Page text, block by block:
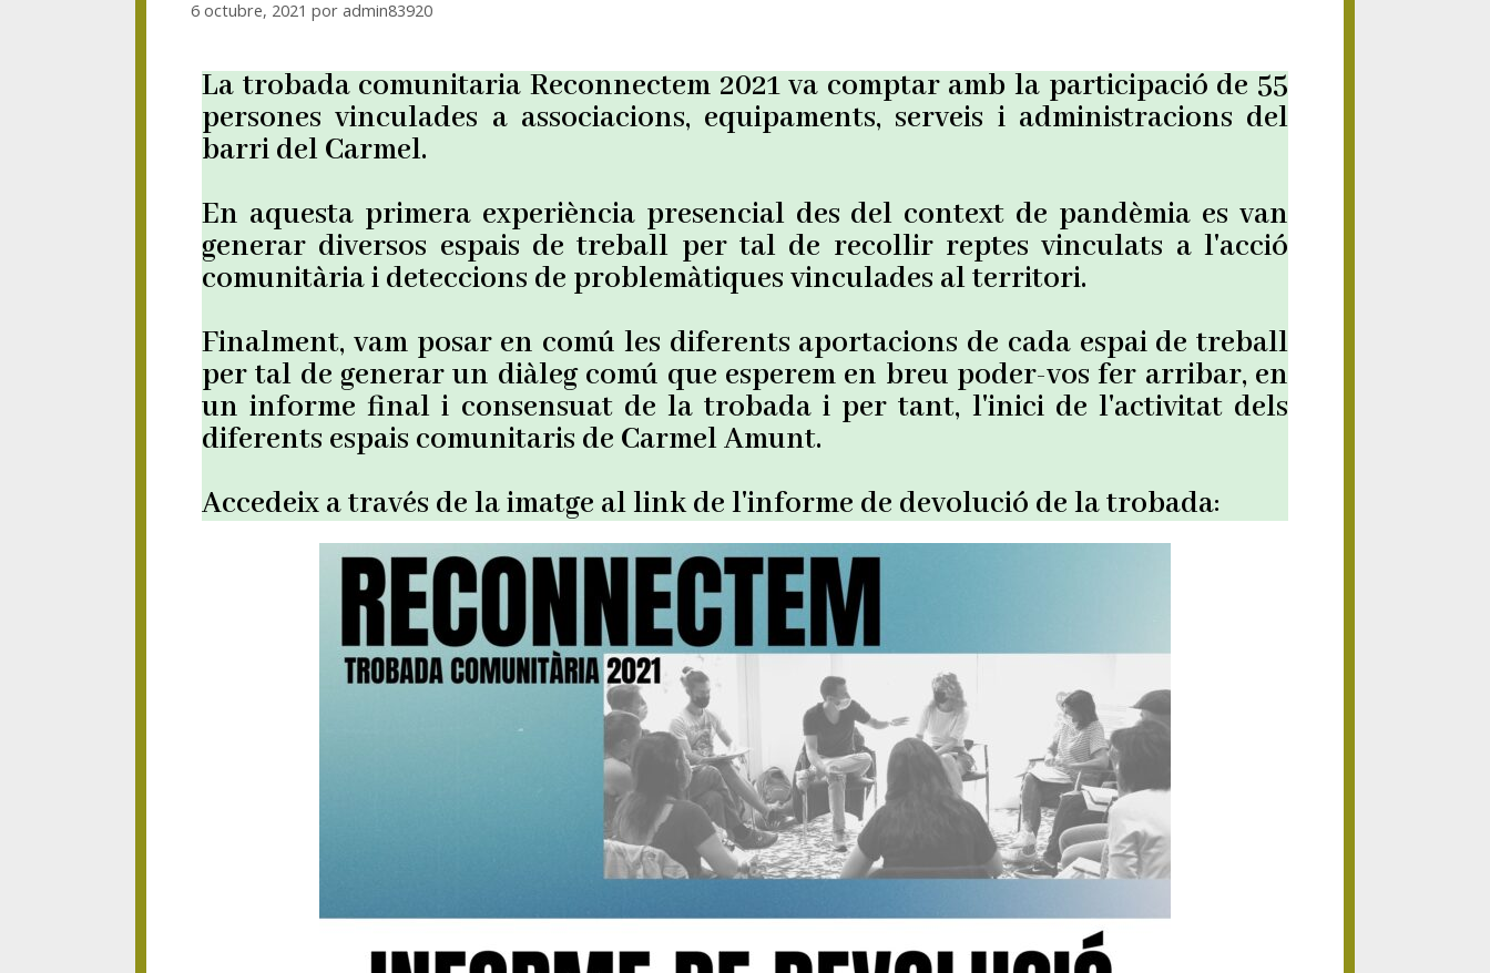
6 octubre, 2021 por admin83920
La trobada comunitaria Reconnectem 2021 va comptar amb la participació de 55
persones vinculades a associacions, equipaments, serveis i administracions del
barri del Carmel.
En aquesta primera experiència presencial des del context de pandèmia es van
generar diversos espais de treball per tal de recollir reptes vinculats a l'acció
comunitària i deteccions de problemàtiques vinculades al territori.
Finalment, vam posar en comú les diferents aportacions de cada espai de treball
per tal de generar un diàleg comú que esperem en breu poder-vos fer arribar, en
un informe final i consensuat de la trobada i per tant, l'inici de l'activitat dels
diferents espais comunitaris de Carmel Amunt.
Accedeix a través de la imatge al link de l'informe de devolució de la trobada: